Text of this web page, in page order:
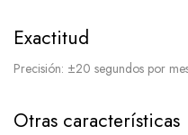
Exactitud
Precisión: ±20 segundos por
Otras características